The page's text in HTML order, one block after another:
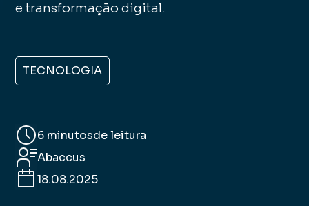
e transformação digital.
TECNOLOGIA
6 minutosde leitura
Abaccus
18.08.2025